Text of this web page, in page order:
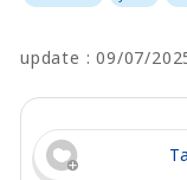
update : 09/07/